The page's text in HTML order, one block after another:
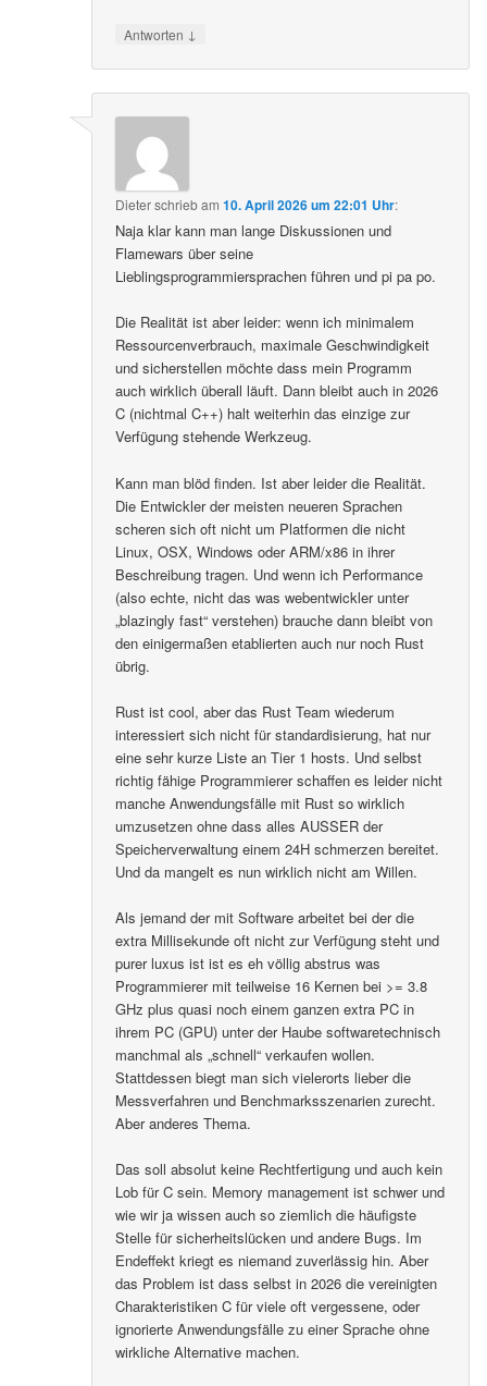
Antworten ↓
Dieterschriebam10. April 2026 um 22:01 Uhr:
Naja klar kann man lange Diskussionen und
Flamewars über seine
Lieblingsprogrammiersprachen führen und pi pa po.
Die Realität ist aber leider: wenn ich minimalem
Ressourcenverbrauch, maximale Geschwindigkeit
und sicherstellen möchte dass mein Programm
auch wirklich überall läuft. Dann bleibt auch in 2026
C (nichtmal C++) halt weiterhin das einzige zur
Verfügung stehende Werkzeug.
Kann man blöd finden. Ist aber leider die Realität.
Die Entwickler der meisten neueren Sprachen
scheren sich oft nicht um Platformen die nicht
Linux, OSX, Windows oder ARM/x86 in ihrer
Beschreibung tragen. Und wenn ich Performance
(also echte, nicht das was webentwickler unter
„blazingly fast“ verstehen) brauche dann bleibt von
den einigermaßen etablierten auch nur noch Rust
übrig.
Rust ist cool, aber das Rust Team wiederum
interessiert sich nicht für standardisierung, hat nur
eine sehr kurze Liste an Tier 1 hosts. Und selbst
richtig fähige Programmierer schaffen es leider nicht
manche Anwendungsfälle mit Rust so wirklich
umzusetzen ohne dass alles AUSSER der
Speicherverwaltung einem 24H schmerzen bereitet.
Und da mangelt es nun wirklich nicht am Willen.
Als jemand der mit Software arbeitet bei der die
extra Millisekunde oft nicht zur Verfügung steht und
purer luxus ist ist es eh völlig abstrus was
Programmierer mit teilweise 16 Kernen bei >= 3.8
GHz plus quasi noch einem ganzen extra PC in
ihrem PC (GPU) unter der Haube softwaretechnisch
manchmal als „schnell“ verkaufen wollen.
Stattdessen biegt man sich vielerorts lieber die
Messverfahren und Benchmarksszenarien zurecht.
Aber anderes Thema.
Das soll absolut keine Rechtfertigung und auch kein
Lob für C sein. Memory management ist schwer und
wie wir ja wissen auch so ziemlich die häufigste
Stelle für sicherheitslücken und andere Bugs. Im
Endeffekt kriegt es niemand zuverlässig hin. Aber
das Problem ist dass selbst in 2026 die vereinigten
Charakteristiken C für viele oft vergessene, oder
ignorierte Anwendungsfälle zu einer Sprache ohne
wirkliche Alternative machen.